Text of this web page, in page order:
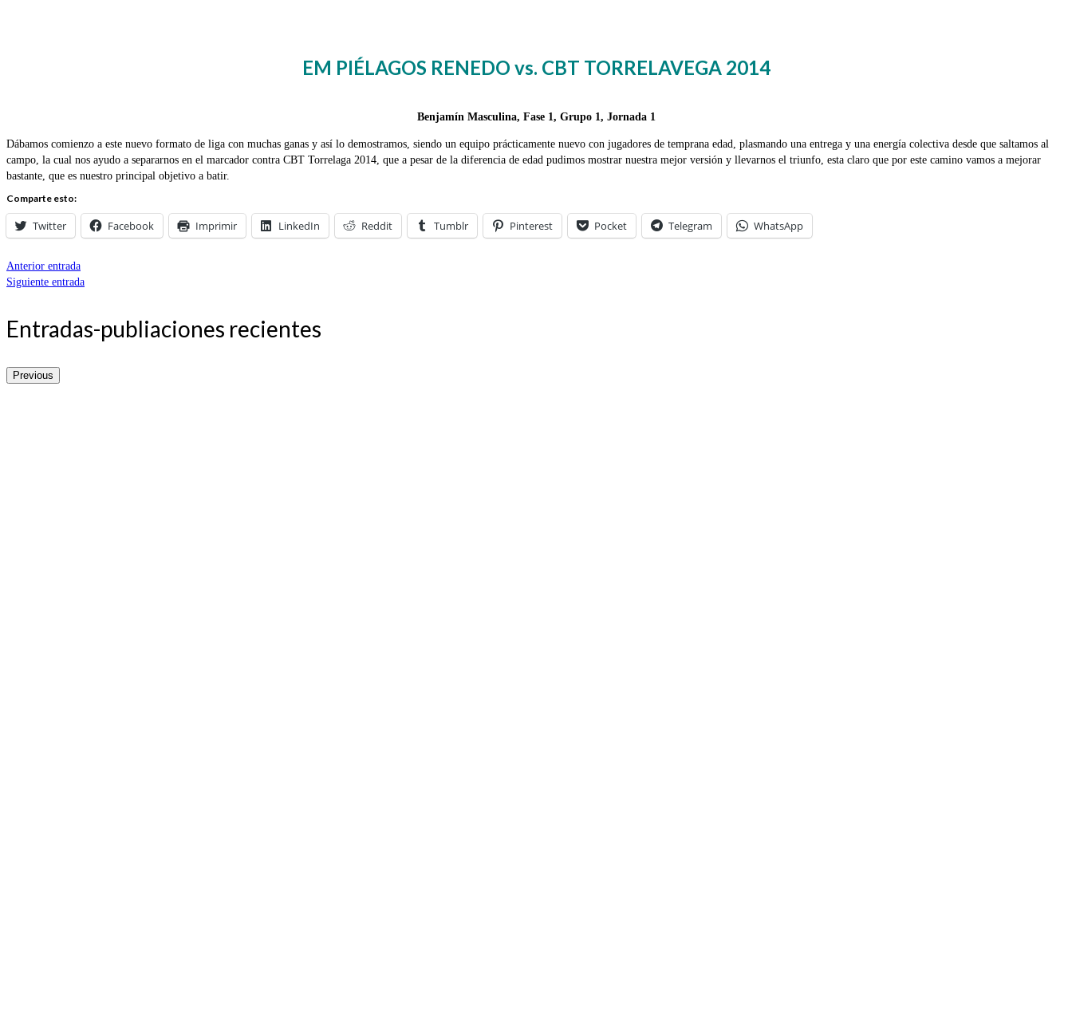
EM PIÉLAGOS RENEDO vs. CBT TORRELAVEGA 2014
Benjamín Masculina, Fase 1, Grupo 1, Jornada 1
Dábamos comienzo a este nuevo formato de liga con muchas ganas y así lo demostramos, siendo un equipo prácticamente nuevo con jugadores de temprana edad, plasmando una entrega y una energía colectiva desde que saltamos al
campo, la cual nos ayudo a separarnos en el marcador contra CBT Torrelaga 2014, que a pesar de la diferencia de edad pudimos mostrar nuestra mejor versión y llevarnos el triunfo, esta claro que por este camino vamos a mejorar
bastante, que es nuestro principal objetivo a batir.
Comparte esto:
Twitter Facebook Imprimir LinkedIn Reddit Tumblr Pinterest Pocket Telegram WhatsApp
Anterior entrada
Siguiente entrada
Entradas-publiaciones recientes
Previous